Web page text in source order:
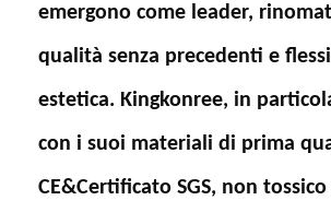
emergono come leader,
qualità senza precedenti e
estetica. Kingkonree, in
con i suoi materiali di prima
CE&Certificato SGS, non